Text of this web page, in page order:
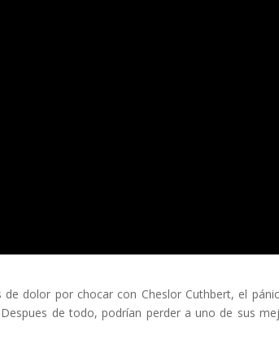
dolor por chocar con Cheslor Cuthbert, el
de todo, podrían perder a uno de sus